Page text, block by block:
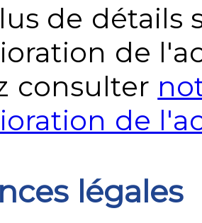
de détails
de
consulter
de
légales